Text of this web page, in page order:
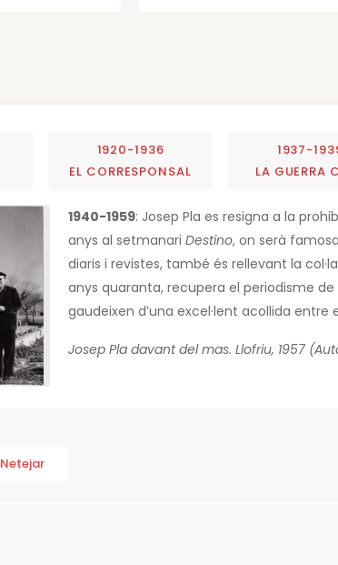
1920-1936
EL CORRESPONSAL
1937-
LA GUERRA
1940-1959: Josep Pla es resigna a la
anys al setmanari Destino, on serà
diaris i revistes, també és rellevant la
anys quaranta, recupera el periodisme
gaudeixen d’una excel·lent acollida
Josep Pla davant del mas. Llofriu, 1957
Netejar